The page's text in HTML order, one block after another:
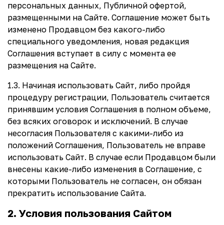
персональных данных, Публичной офертой,
размещенными на Сайте. Соглашение может быть
изменено Продавцом без какого-либо
специального уведомления, новая редакция
Соглашения вступает в силу с момента ее
размещения на Сайте.
1.3. Начиная использовать Сайт, либо пройдя
процедуру регистрации, Пользователь считается
принявшим условия Соглашения в полном объеме,
без всяких оговорок и исключений. В случае
несогласия Пользователя с какими-либо из
положений Соглашения, Пользователь не вправе
использовать Сайт. В случае если Продавцом были
внесены какие-либо изменения в Соглашение, с
которыми Пользователь не согласен, он обязан
прекратить использование Сайта.
2. Условия пользования Сайтом